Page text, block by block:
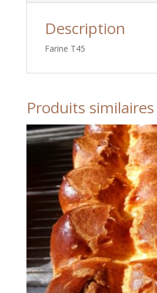
Description
Farine T45
Produits similaires